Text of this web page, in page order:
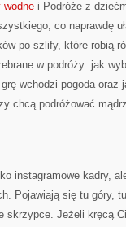
wodne i Podróże z
co naprawdę
po szlify, które robią
w podróży: jak
wchodzi pogoda oraz
chcą podróżować
instagramowe kadry,
Pojawiają się tu góry,
skrzypce. Jeżeli kręcą